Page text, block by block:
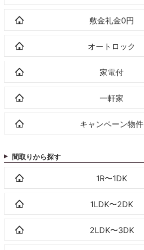
敷金礼金0円
オートロック
家電付
一軒家
キャンペーン物件
間取りから探す
1R〜1DK
1LDK〜2DK
2LDK〜3DK